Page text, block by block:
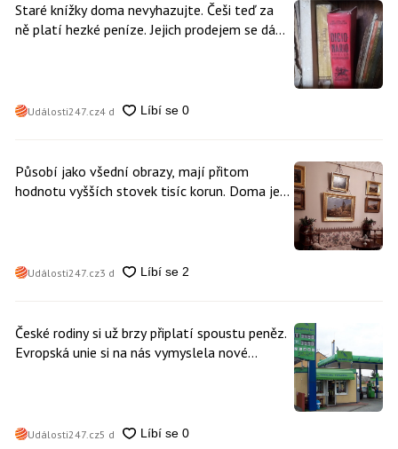
Staré knížky doma nevyhazujte. Češi teď za
ně platí hezké peníze. Jejich prodejem se dá
Události247.cz4 d
Působí jako všední obrazy, mají přitom
hodnotu vyšších stovek tisíc korun. Doma je
Události247.cz3 d
České rodiny si už brzy připlatí spoustu peněz.
Evropská unie si na nás vymyslela nové
Události247.cz5 d